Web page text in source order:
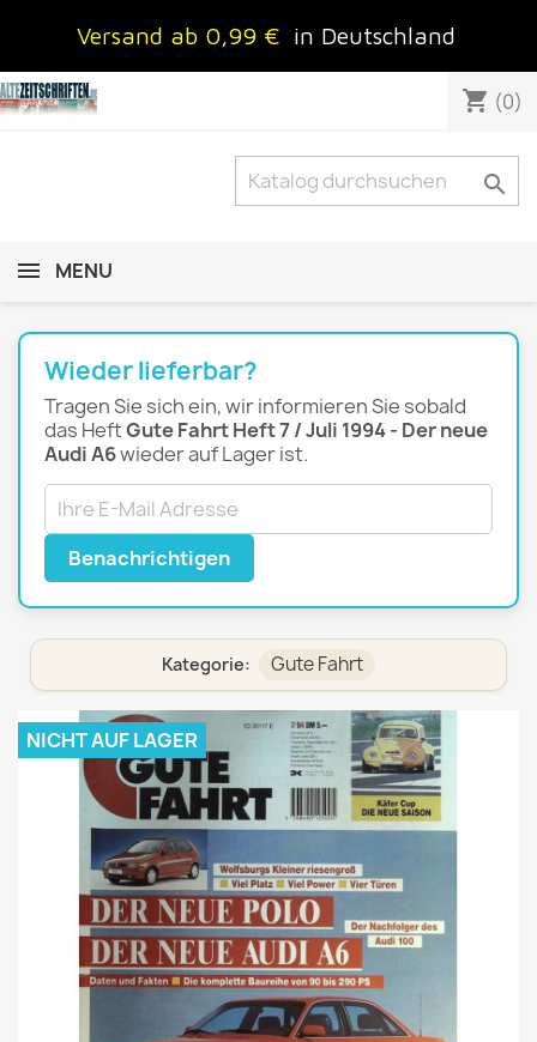
Versand ab 0,99 € in Deutschland
shopping_cart (0)

MENU
Wieder lieferbar?
Tragen Sie sich ein, wir informieren Sie sobald
das HeftGute Fahrt Heft 7 / Juli 1994 - Der neue
Audi A6wieder auf Lager ist.
Benachrichtigen
Kategorie: Gute Fahrt
NICHT AUF LAGER